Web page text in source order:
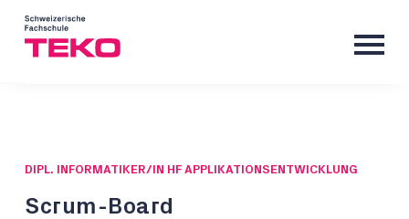
DIPL. INFORMATIKER/IN HF APPLIKATIONSENTWICKLUNG
Scrum-Board